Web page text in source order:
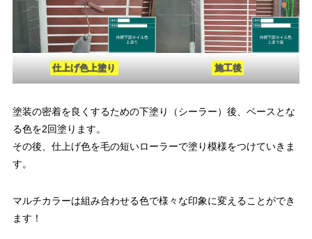
仕上げ色上塗り 施工後
塗装の密着を良くするための下塗り（シーラー）後、ベースとな
る色を2回塗ります。
その後、仕上げ色を毛の短いローラーで塗り模様をつけていきま
す。
マルチカラーは組み合わせる色で様々な印象に変えることができ
ます！